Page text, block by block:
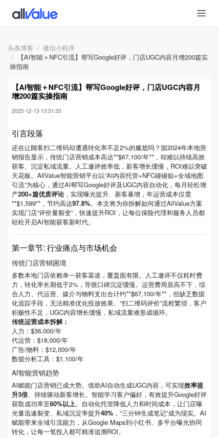
头条博客
微信小程序
【AI智能＋NFC引流】帮写Google好评，门店UGC内容月增200篇实
操指南
【AI智能＋NFC引流】帮写Google好评，门店UGC内容月
增200篇实操指南
2025-12-13 13:31:33
引言段落
还在让顾客扫二维码却遭遇转化率不足2%的尴尬吗？据2024年本地营
销报告显示，传统门店营销成本高达**$67,100/年**，却难以持续高效
获客、沉淀私域流量。人工邀评效率低，新客增长缓慢，ROI难以突破
天花板。AllValue智能营销平台以“AI内容托管+NFC碰碰贴+全域地图
引流”为核心，通过AI帮写Google好评及UGC内容自动化，每月轻松增
产200+篇优质评论，实现曝光提升、新客暴增，年运营成本仅需
**$1,599**，节约高达97.8%。本文将为你拆解如何通过AllValue方案
实现门店“评价量裂变”，快速提升ROI，让每位保险代理和服务人员都
轻松开启AI智能获客新时代。
第一章节: 行业痛点与市场机会
传统门店营销困境
多数本地门店依赖单一获客渠道，覆盖面有限。人工邀评不仅耗时费
力，转化率长期低于2%，导致口碑沉淀缓慢。运营费用居高不下，综
合人力、代运营、媒介与物料支出合计约**$67,100/年**，但缺乏数据
化追踪手段，无法精准优化投放效果。“扫二维码评价”流程繁琐，客户
积极性不足，UGC内容增长缓慢，私域流量难形成循环。
传统运营成本拆解：
人力：$36,000/年
代运营：$18,000/年
广告/物料：$12,000/年
数据分析工具：$1,100/年
AI智能营销趋势
AI赋能门店营销已成大势。借助AI自动生成UGC内容，可实现效率提
升3倍、持续驱动新客增长。智能学习客户偏好，有效提升Google好评
获取成功率至60%以上。自动化托管降低人力和时间成本，让门店曝
光量迅速裂变、私域沉淀率提升40% ，“三分钟生成笔记”成为现实。AI
赋能带来全域引流能力，从Google Maps到小红书、多平台曝光协同
转化，让每一笔投入都可精准追溯ROI。